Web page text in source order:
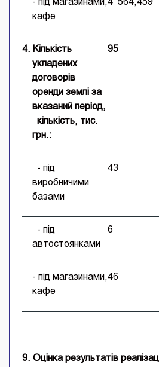
- під магазинами,
кафе
4 564,459
4. Кількість
укладених
договорів
оренди землі за
вказаний період,
кількість, тис.
грн.:
95
- під
виробничими
базами
43
- під
автостоянками
6
- під магазинами,
кафе
46
9. Оцінка результатів